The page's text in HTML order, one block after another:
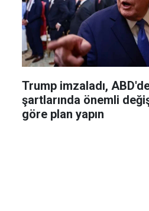
Trump imzaladı,
şartlarında önemli
göre plan yapın